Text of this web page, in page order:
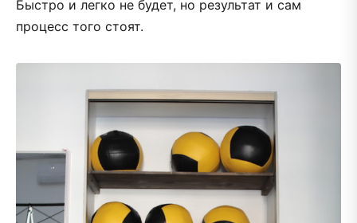
Быстро и легко не будет, но результат и сам
процесс того стоят.